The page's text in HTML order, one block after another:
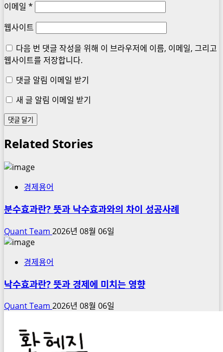
이메일 *
웹사이트
다음 번 댓글 작성을 위해 이 브라우저에 이름, 이메일, 그리고
웹사이트를 저장합니다.
댓글 알림 이메일 받기
새 글 알림 이메일 받기
Related Stories
경제용어
분수효과란? 뜻과 낙수효과와의 차이 성공사례
Quant Team 2026년 08월 06일
경제용어
낙수효과란? 뜻과 경제에 미치는 영향
Quant Team 2026년 08월 06일